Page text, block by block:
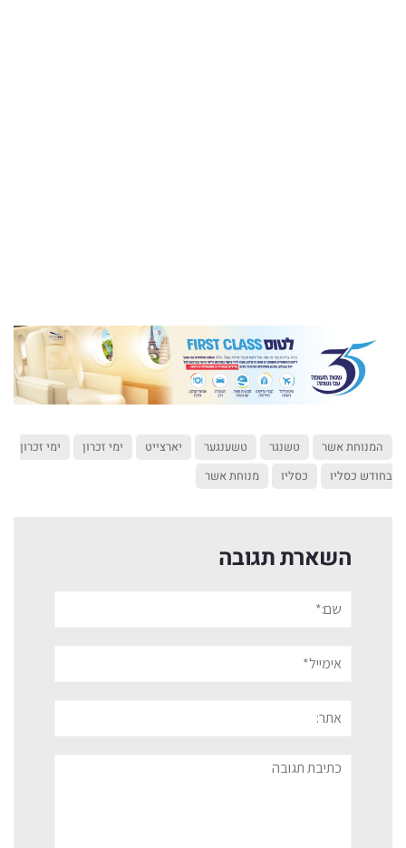
המנוחת אשר טשנגר טשענגער יארצייט ימי זכרון
ימי זכרון
בחודש כסליו
כסליו מנוחת אשר
השארת תגובה
תגובה